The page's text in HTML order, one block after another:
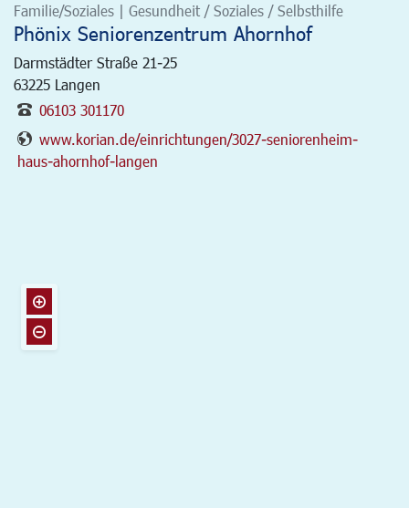
Familie/Soziales | Gesundheit / Soziales / Selbsthilfe
Phönix Seniorenzentrum Ahornhof
Darmstädter Straße 21-25
63225 Langen
06103 301170
www.korian.de/einrichtungen/3027-seniorenheim-
haus-ahornhof-langen